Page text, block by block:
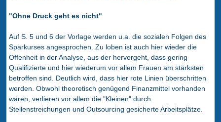
"Ohne Druck geht es nicht"
Auf S. 5 und 6 der Vorlage werden u.a. die sozialen Folgen des
Sparkurses angesprochen. Zu loben ist auch hier wieder die
Offenheit in der Analyse, aus der hervorgeht, dass gering
Qualifizierte und hier wiederum vor allem Frauen am stärksten
betroffen sind. Deutlich wird, dass hier rote Linien überschritten
werden. Obwohl theoretisch genügend Finanzmittel vorhanden
wären, verlieren vor allem die "Kleinen" durch
Stellenstreichungen und Outsourcing gesicherte Arbeitsplätze.